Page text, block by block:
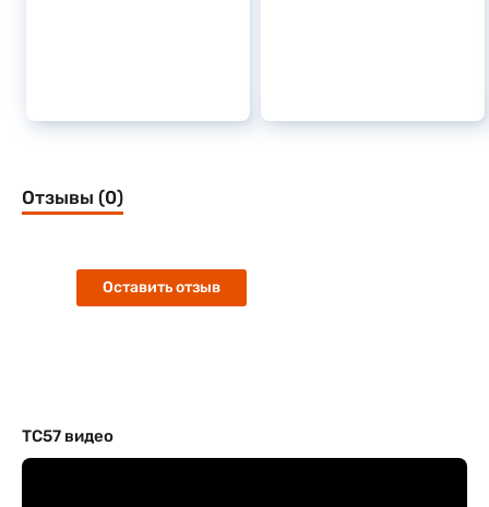
Отзывы (0)
Оставить отзыв
TC57 видео